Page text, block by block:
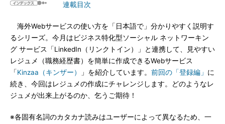
連載目次
海外Webサービスの使い方を「日本語で」分かりやすく説明す
るシリーズ。今月はビジネス特化型ソーシャル ネットワーキン
グ サービス「LinkedIn（リンクトイン）」と連携して、見やすい
レジュメ（職務経歴書）を簡単に作成できるWebサービス
「Kinzaa（キンザー） 」を紹介しています。 前回の「登録編」 に
続き、今回はレジュメの作成にチャレンジします。どのようなレ
ジュメが出来上がるのか、乞うご期待！
※各固有名詞のカタカナ読みはユーザーによって異なるため、一